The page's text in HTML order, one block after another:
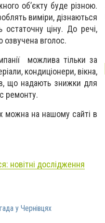
об’єкту буде різною.
виміри, дізнаються
ціну. До речі,
озвучена вголос.
можлива тільки за
кондиціонери, вікна,
що надають знижки для
ремонту.
можна на нашому сайті в
новітні дослідження
у Чернівцях